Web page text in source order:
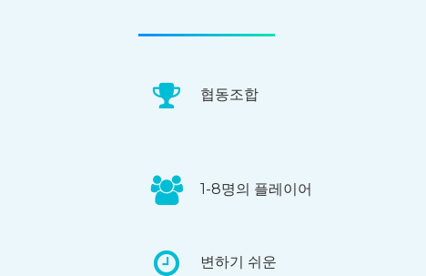
협동조합
1-8명의 플레이어
변하기 쉬운